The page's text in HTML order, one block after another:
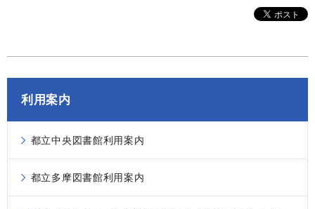
利用案内
都立中央図書館利用案内
都立多摩図書館利用案内